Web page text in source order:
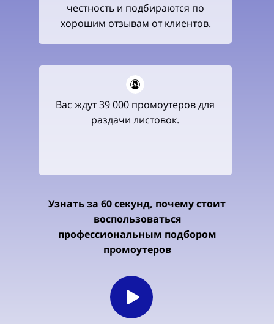
Вас ждут 39 000 промоутеров для
раздачи листовок.
честность и подбираются по
хорошим отзывам от клиентов.
Узнать за 60 секунд, почему стоит
воспользоваться
профессиональным подбором
промоутеров